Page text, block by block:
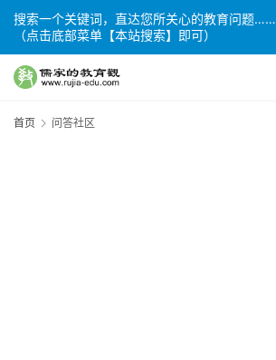
搜索一个关键词，直达您所关心的教育问题……
（点击底部菜单【本站搜索】即可）
首页 问答社区